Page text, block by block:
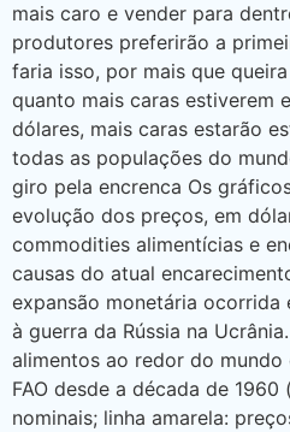
mais caro e vender para
produtores preferirão a
faria isso, por mais que
quanto mais caras estiverem
dólares, mais caras estarão
todas as populações do
giro pela encrenca Os
evolução dos preços, em
commodities alimentícias e
causas do atual
expansão monetária
à guerra da Rússia na
alimentos ao redor do mundo
FAO desde a década de
nominais; linha amarela: